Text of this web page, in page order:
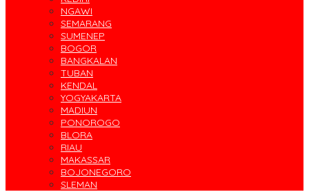
NGAWI
SEMARANG
SUMENEP
BOGOR
BANGKALAN
TUBAN
KENDAL
YOGYAKARTA
MADIUN
PONOROGO
BLORA
RIAU
MAKASSAR
BOJONEGORO
SLEMAN